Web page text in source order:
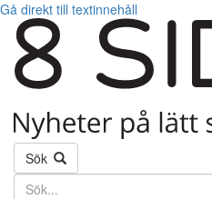
Gå direkt till textinnehåll
Sök
Söktext